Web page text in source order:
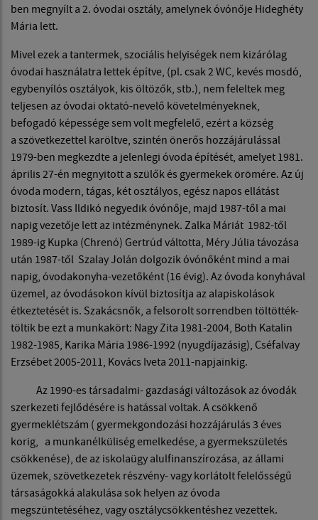
ben megnyílt a 2. óvodai osztály, amelynek óvónője Hideghéty
Mária lett.
Mivel ezek a tantermek, szociális helyiségek nem kizárólag
óvodai használatra lettek építve, (pl. csak 2 WC, kevés mosdó,
egybenyílós osztályok, kis öltözők, stb.), nem feleltek meg
teljesen az óvodai oktató-nevelő követelményeknek,
befogadó képessége sem volt megfelelő, ezért a község
a szövetkezettel karöltve, szintén önerős hozzájárulással
1979-ben megkezdte a jelenlegi óvoda építését, amelyet 1981.
április 27-én megnyitott a szülők és gyermekek örömére. Az új
óvoda modern, tágas, két osztályos, egész napos ellátást
biztosít. Vass Ildikó negyedik óvónője, majd 1987-től a mai
napig vezetője lett az intézménynek. Zalka Máriát 1982-től
1989-ig Kupka (Chrenó) Gertrúd váltotta, Méry Júlia távozása
után 1987-től Szalay Jolán dolgozik óvónőként mind a mai
napig, óvodakonyha-vezetőként (16 évig). Az óvoda konyhával
üzemel, az óvodásokon kívül biztosítja az alapiskolások
étkeztetését is. Szakácsnők, a felsorolt sorrendben töltötték-
töltik be ezt a munkakört: Nagy Zita 1981-2004, Both Katalin
1982-1985, Karika Mária 1986-1992 (nyugdíjazásig), Cséfalvay
Erzsébet 2005-2011, Kovács Iveta 2011-napjainkig.
Az 1990-es társadalmi- gazdasági változások az óvodák
szerkezeti fejlődésére is hatással voltak. A csökkenő
gyermeklétszám ( gyermekgondozási hozzájárulás 3 éves
korig, a munkanélküliség emelkedése, a gyermekszületés
csökkenése), de az iskolaügy alulfinanszírozása, az állami
üzemek, szövetkezetek részvény- vagy korlátolt felelősségű
társaságokká alakulása sok helyen az óvoda
megszüntetéséhez, vagy osztálycsökkentéshez vezettek.